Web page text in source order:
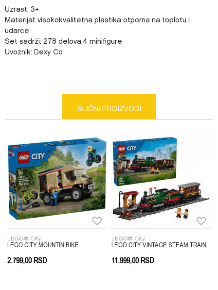
Uzrast: 3+
Materijal: visokokvalitetna plastika otporna na toplotu i
udarce
Set sadrži: 278 delova,4 minifigure
Uvoznik: Dexy Co
Poruka
Anti-spam zaštita - izračunajte koliko je 2 + 3 :
Pol
DEČACI
4-6 GODINA
Brend
LEGO
SLIČNI PROIZVODI
LEGO® City
LEGO CITY MOUNTIN BIKE
2.799,00 RSD
LEGO® City
LEGO CITY VINTAGE STEAM TRAIN
11.999,00 RSD